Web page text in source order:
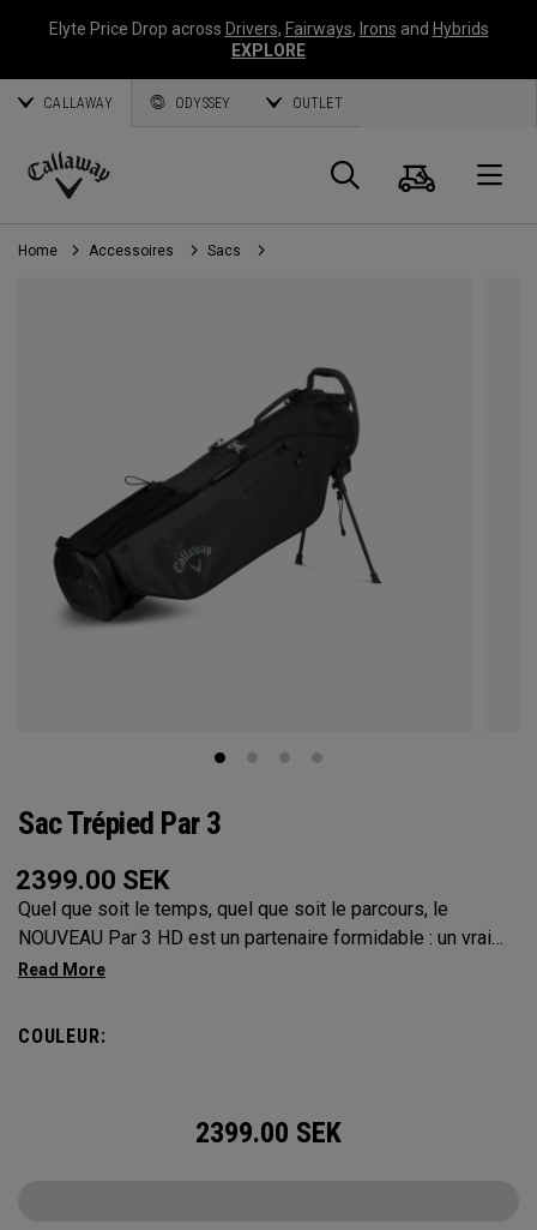
Elyte Price Drop across Drivers, Fairways, Irons and Hybrids
EXPLORE
CALLAWAY ODYSSEY OUTLET
Callaway
Golf
Panier
Home Accessoires Sacs
Sac Trépied Par 3
2399.00 SEK
Quel que soit le temps, quel que soit le parcours, le
NOUVEAU Par 3 HD est un partenaire formidable : un vrai
plaisir à transporter, il s’agit du sac pencil de la meilleure
imperméable 10K et de coutures étanches sur l’ensemble
COULEUR:
2399.00 SEK